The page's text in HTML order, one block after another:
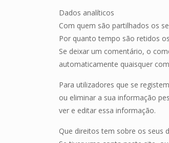
Dados analíticos
Com quem são partilhados os
Por quanto tempo são retidos
Se deixar um comentário, o
automaticamente quaisquer
Para utilizadores que se
ou eliminar a sua informação
ver e editar essa informação.
Que direitos tem sobre os seus